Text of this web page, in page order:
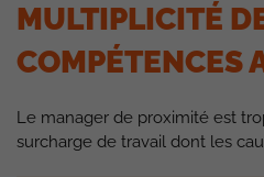
MULTIPLICITÉ
COMPÉTENCES
Le manager de proximité est
surcharge de travail dont les